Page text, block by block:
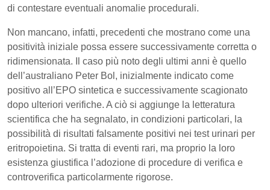
di contestare eventuali anomalie procedurali.
Non mancano, infatti, precedenti che mostrano come una
positività iniziale possa essere successivamente corretta o
ridimensionata. Il caso più noto degli ultimi anni è quello
dell’australiano Peter Bol, inizialmente indicato come
positivo all’EPO sintetica e successivamente scagionato
dopo ulteriori verifiche. A ciò si aggiunge la letteratura
scientifica che ha segnalato, in condizioni particolari, la
possibilità di risultati falsamente positivi nei test urinari per
eritropoietina. Si tratta di eventi rari, ma proprio la loro
esistenza giustifica l’adozione di procedure di verifica e
controverifica particolarmente rigorose.